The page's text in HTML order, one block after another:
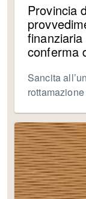
Provincia
conferma
Sancita